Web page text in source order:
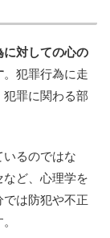
対しての心の
。犯罪行為に走
罪に関わる部
るのではな
など、心理学を
は防犯や不正